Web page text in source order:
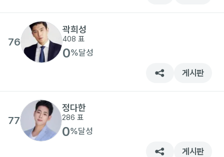
76
곽희성
408 표
0%달성
게시판
77
정다한
286 표
0%달성
게시판